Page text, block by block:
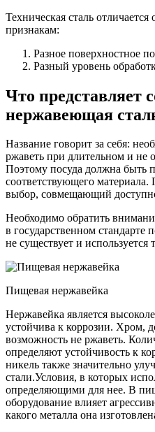
Техническая сталь
признакам:
Разное поверхностное
Разный уровень
Что представляет
нержавеющая
Название говорит за себя:
ржаветь при длительном и не
Поэтому посуда должна быть
соответствующего
выбор, совмещающий
Необходимо обратить
в государственном стандарте
не существует и используется
Пищевая нержавейка
Нержавейка является
устойчива к коррозии. Хром,
возможность не ржаветь.
определяют устойчивость к
никель также значительно
стали.Условия, в которых
определяющими для нее. В
оборудование влияет
какого металла она